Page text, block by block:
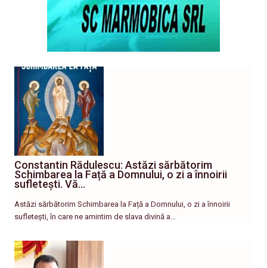
Constantin Rădulescu: Astăzi sărbătorim
Schimbarea la Față a Domnului, o zi a înnoirii
sufletești. Vă…
Astăzi sărbătorim Schimbarea la Față a Domnului, o zi a înnoirii
sufletești, în care ne amintim de slava divină a…